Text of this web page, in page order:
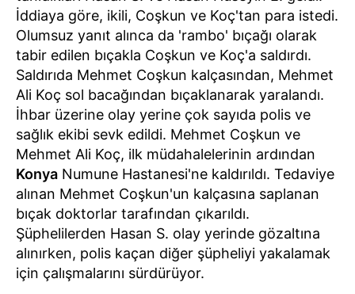
İddiaya göre, ikili, Coşkun ve Koç'tan para istedi.
Olumsuz yanıt alınca da 'rambo' bıçağı olarak
tabir edilen bıçakla Coşkun ve Koç'a saldırdı.
Saldırıda Mehmet Coşkun kalçasından, Mehmet
Ali Koç sol bacağından bıçaklanarak yaralandı.
İhbar üzerine olay yerine çok sayıda polis ve
sağlık ekibi sevk edildi. Mehmet Coşkun ve
Mehmet Ali Koç, ilk müdahalelerinin ardından
Konya Numune Hastanesi'ne kaldırıldı. Tedaviye
alınan Mehmet Coşkun'un kalçasına saplanan
bıçak doktorlar tarafından çıkarıldı.
Şüphelilerden Hasan S. olay yerinde gözaltına
alınırken, polis kaçan diğer şüpheliyi yakalamak
için çalışmalarını sürdürüyor.